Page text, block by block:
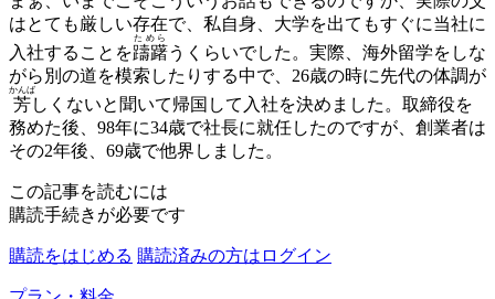
はとても厳しい存在で、私自身、大学を出てもすぐに当社に
入社することを躊躇
ためら
うくらいでした。実際、海外留学をしな
がら別の道を模索したりする中で、26歳の時に先代の体調が
芳
かんば
しくないと聞いて帰国して入社を決めました。取締役を
務めた後、98年に34歳で社長に就任したのですが、創業者は
その2年後、69歳で他界しました。
この記事を読むには
購読手続きが必要です
購読をはじめる 購読済みの方はログイン